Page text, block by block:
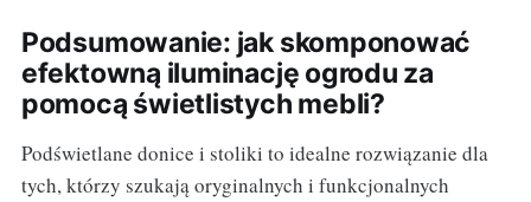
Podsumowanie: jak skomponować
efektowną iluminację ogrodu za
pomocą świetlistych mebli?
Podświetlane donice i stoliki to idealne rozwiązanie dla
tych, którzy szukają oryginalnych i funkcjonalnych